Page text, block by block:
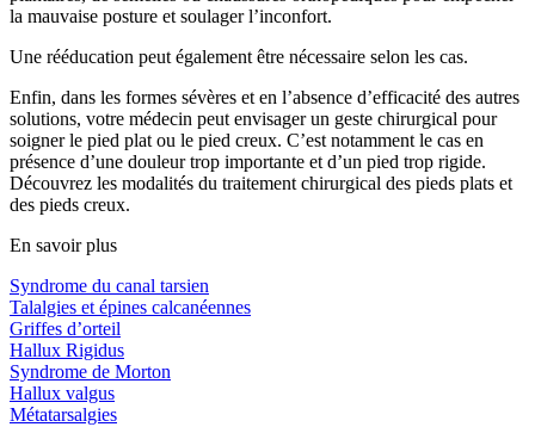
la mauvaise posture et soulager l’inconfort.
Une rééducation peut également être nécessaire selon les cas.
Enfin, dans les formes sévères et en l’absence d’efficacité des autres
solutions, votre médecin peut envisager un geste chirurgical pour
soigner le pied plat ou le pied creux. C’est notamment le cas en
présence d’une douleur trop importante et d’un pied trop rigide.
Découvrez les modalités du traitement chirurgical des pieds plats et
des pieds creux.
En savoir plus
Syndrome du canal tarsien
Talalgies et épines calcanéennes
Griffes d’orteil
Hallux Rigidus
Syndrome de Morton
Hallux valgus
Métatarsalgies